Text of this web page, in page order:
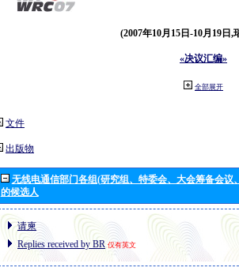
(2007年10月15日-10月19日,
«决议汇编»
全部展开
文件
出版物
无线电通信部门各组(研究组、特委会、大会筹备会议
的候选人
请柬
Replies received by BR 仅有英文